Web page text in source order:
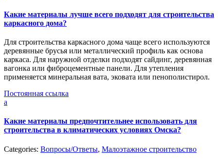
Какие материалы лучше всего подходят для строительства
каркасного дома?
Для строительства каркасного дома чаще всего используются
деревянные брусья или металлический профиль как основа
каркаса. Для наружной отделки подходят сайдинг, деревянная
вагонка или фиброцементные панели. Для утепления
применяется минеральная вата, эковата или пенополистирол.
Постоянная ссылка
a
Какие материалы предпочтительнее использовать для
строительства в климатических условиях Омска?
Categories: Вопросы/Ответы, Малоэтажное строительство